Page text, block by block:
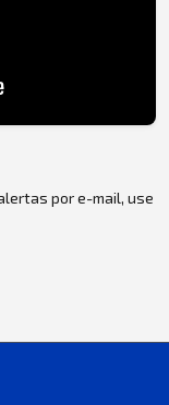
por e-mail, use